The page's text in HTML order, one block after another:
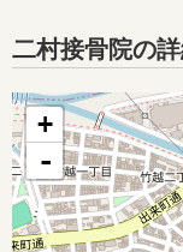
二村接骨院の
+
-